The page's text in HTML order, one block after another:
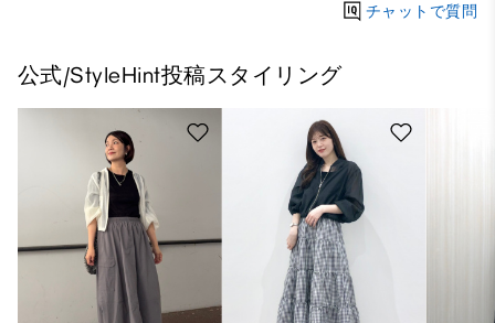
チャットで質問
公式/StyleHint投稿スタイリング